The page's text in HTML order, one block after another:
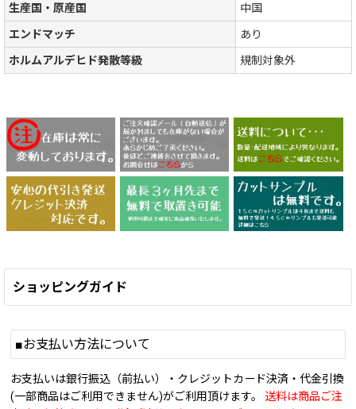
生産国・原産国 中国
エンドマッチ あり
ホルムアルデヒド発散等級 規制対象外
ショッピングガイド
■お支払い方法について
お支払いは銀行振込（前払い）・クレジットカード決済・代金引換
(一部商品はご利用できません)がご利用頂けます。 送料は商品ご注